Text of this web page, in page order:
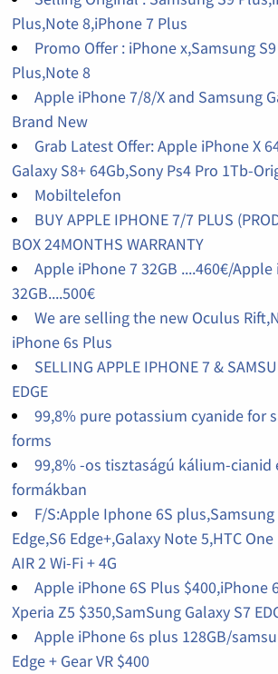
Plus,Note 8,iPhone 7 Plus
Promo Offer : iPhone x,Samsung
Plus,Note 8
Apple iPhone 7/8/X and Samsung
Brand New
Grab Latest Offer: Apple iPhone X
Galaxy S8+ 64Gb,Sony Ps4 Pro 1Tb-
Mobiltelefon
BUY APPLE IPHONE 7/7 PLUS
BOX 24MONTHS WARRANTY
Apple iPhone 7 32GB ....460€/
32GB....500€
We are selling the new Oculus
iPhone 6s Plus
SELLING APPLE IPHONE 7 &
EDGE
99,8% pure potassium cyanide for
forms
99,8% -os tisztaságú kálium-
formákban
F/S:Apple Iphone 6S plus,Samsung
Edge,S6 Edge+,Galaxy Note 5,HTC
AIR 2 Wi-Fi + 4G
Apple iPhone 6S Plus $400,iPhone
Xperia Z5 $350,SamSung Galaxy S7
Apple iPhone 6s plus 128GB/
Edge + Gear VR $400